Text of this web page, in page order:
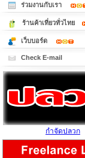
ร่วมงานกับเรา
ร้านค้าเที่ยวทั่วไทย
เว็บบอร์ด
Check E-mail
กำจัดปลวก